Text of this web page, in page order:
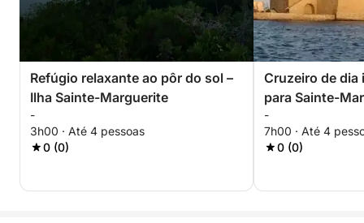
Refúgio relaxante ao pôr do sol –
Ilha Sainte-Marguerite
-
3h00 · Até 4 pessoas
0 (0)
Cruzeiro de dia
para Sainte-
Honorat
-
7h00 · Até 4
0 (0)